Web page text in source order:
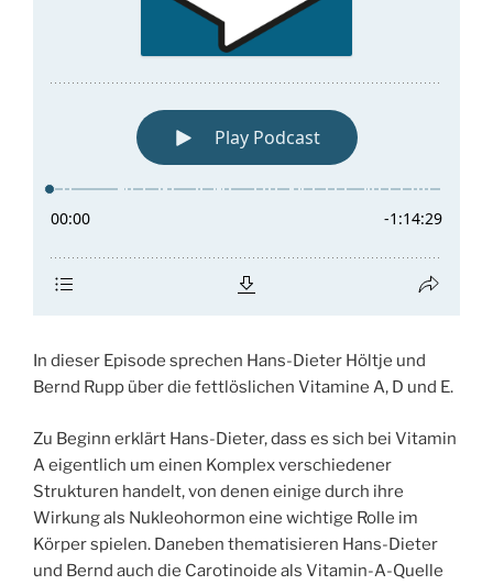
In dieser Episode sprechen Hans-Dieter Höltje und
Bernd Rupp über die fettlöslichen Vitamine A, D und E.
Zu Beginn erklärt Hans-Dieter, dass es sich bei Vitamin
A eigentlich um einen Komplex verschiedener
Strukturen handelt, von denen einige durch ihre
Wirkung als Nukleohormon eine wichtige Rolle im
Körper spielen. Daneben thematisieren Hans-Dieter
und Bernd auch die Carotinoide als Vitamin-A-Quelle